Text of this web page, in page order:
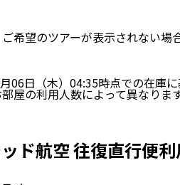
希望のツアーが表示されない場
06日（木）04:35時点での在庫に
屋の利用人数によって異なり
ド航空 往復直行便